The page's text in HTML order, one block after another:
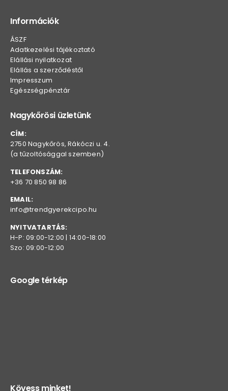
Információk
ÁSZF
Adatkezelési tájékoztató
Elállási nyilatkozat
Elállás a szerződéstől
Impresszum
Egészségpénztár
Nagykőrösi üzletünk
CÍM:
2750 Nagykőrös, Rákóczi u. 4.
(a tűzoltósággal szemben)
TELEFONSZÁM:
+36 70 850 98 86
EMAIL:
info@trendgyerekcipo.hu
NYITVATARTÁS:
H-P: 09:00-12:00 | 14:00-18:00
Szo: 09:00-12:00
Google térkép
Kövess minket!